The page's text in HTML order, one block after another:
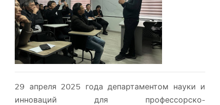
29 апреля 2025 года департаментом науки и
инноваций для профессорско-